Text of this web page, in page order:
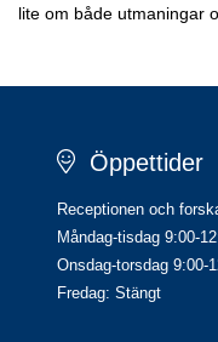
lite om både utmaningar
Öppettider
Receptionen och
Måndag-tisdag 9:00-
Onsdag-torsdag 9:00-
Fredag: Stängt